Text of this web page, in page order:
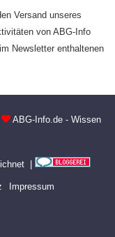
Versand unseres
von ABG-Info
Newsletter enthaltenen
ABG-Info.de - Wissen
|
Impressum